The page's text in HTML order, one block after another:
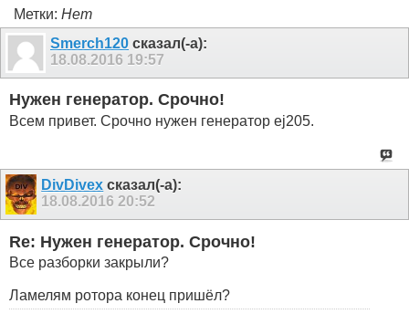
Метки: Нет
Smerch120 сказал(-а):
18.08.2016 19:57
Нужен генератор. Срочно!
Всем привет. Срочно нужен генератор ej205.
DivDivex сказал(-а):
18.08.201620:52
Re: Нужен генератор. Срочно!
Все разборки закрыли?
Ламелям ротора конец пришёл?